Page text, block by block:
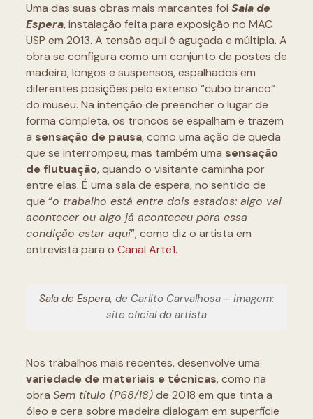
Uma das suas obras mais marcantes foi Sala de
Espera, instalação feita para exposição no MAC
USP em 2013. A tensão aqui é aguçada e múltipla. A
obra se configura como um conjunto de postes de
madeira, longos e suspensos, espalhados em
diferentes posições pelo extenso “cubo branco”
do museu. Na intenção de preencher o lugar de
forma completa, os troncos se espalham e trazem
a sensação de pausa, como uma ação de queda
que se interrompeu, mas também uma sensação
de flutuação, quando o visitante caminha por
entre elas. É uma sala de espera, no sentido de
que “o trabalho está entre dois estados: algo vai
acontecer ou algo já aconteceu para essa
condição estar aqui”, como diz o artista em
entrevista para o Canal Arte1.
Sala de Espera, de Carlito Carvalhosa – imagem:
site oficial do artista
Nos trabalhos mais recentes, desenvolve uma
variedade de materiais e técnicas, como na
obra Sem título (P68/18)de 2018 em que tinta a
óleo e cera sobre madeira dialogam em superfície